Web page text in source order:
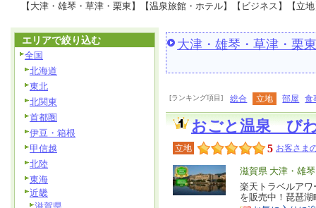
【大津・雄琴・草津・栗東】【温泉旅館・ホテル】【ビジネス】【立
大津・雄琴・草津・栗東
[ランキング項目] 総合 立地 部屋 食
おごと温泉 び
立地 5 お客さま
エ
リ
ア
滋賀県 大津・雄
特
徴
楽天トラベルアワ
を販売中！琵琶
エリアで絞り込む
全国
北海道
東北
北関東
首都圏
伊豆・箱根
甲信越
北陸
東海
近畿